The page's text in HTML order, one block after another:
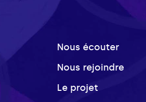
Nous écouter
Nous rejoindre
Le projet